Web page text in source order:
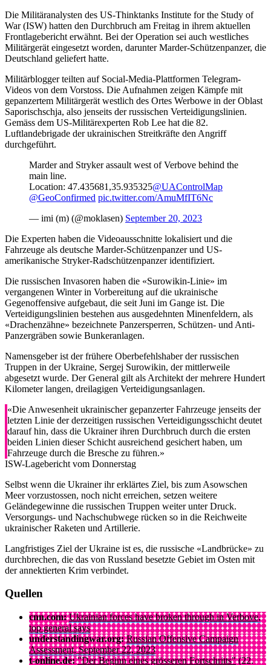
Die Militäranalysten des US-Thinktanks Institute for the Study of
War (ISW) hatten den Durchbruch am Freitag in ihrem aktuellen
Frontlagebericht erwähnt. Bei der Operation sei auch westliches
Militärgerät eingesetzt worden, darunter Marder-Schützenpanzer, die
Deutschland geliefert hatte.
Militärblogger teilten auf Social-Media-Plattformen Telegram-
Videos von dem Vorstoss. Die Aufnahmen zeigen Kämpfe mit
gepanzertem Militärgerät westlich des Ortes Werbowe in der Oblast
Saporischschja, also jenseits der russischen Verteidigungslinien.
Gemäss dem US-Militärexperten Rob Lee hat die 82.
Luftlandebrigade der ukrainischen Streitkräfte den Angriff
durchgeführt.
Marder and Stryker assault west of Verbove behind the
main line.
Location: 47.435681,35.935325@UAControlMap
@GeoConfirmed pic.twitter.com/AmuMfIT6Nc
— imi (m) (@moklasen) September 20, 2023
Die Experten haben die Videoausschnitte lokalisiert und die
Fahrzeuge als deutsche Marder-Schützenpanzer und US-
amerikanische Stryker-Radschützenpanzer identifiziert.
Die russischen Invasoren haben die «Surowikin-Linie» im
vergangenen Winter in Vorbereitung auf die ukrainische
Gegenoffensive aufgebaut, die seit Juni im Gange ist. Die
Verteidigungslinien bestehen aus ausgedehnten Minenfeldern, als
«Drachenzähne» bezeichnete Panzersperren, Schützen- und Anti-
Panzergräben sowie Bunkeranlagen.
Namensgeber ist der frühere Oberbefehlshaber der russischen
Truppen in der Ukraine, Sergej Surowikin, der mittlerweile
abgesetzt wurde. Der General gilt als Architekt der mehrere Hundert
Kilometer langen, dreilagigen Verteidigungsanlagen.
«Die Anwesenheit ukrainischer gepanzerter Fahrzeuge jenseits der
letzten Linie der derzeitigen russischen Verteidigungsschicht deutet
darauf hin, dass die Ukrainer ihren Durchbruch durch die ersten
beiden Linien dieser Schicht ausreichend gesichert haben, um
Fahrzeuge durch die Bresche zu führen.»
ISW-Lagebericht vom Donnerstag
Selbst wenn die Ukrainer ihr erklärtes Ziel, bis zum Asowschen
Meer vorzustossen, noch nicht erreichen, setzen weitere
Geländegewinne die russischen Truppen weiter unter Druck.
Versorgungs- und Nachschubwege rücken so in die Reichweite
ukrainischer Raketen und Artillerie.
Langfristiges Ziel der Ukraine ist es, die russische «Landbrücke» zu
durchbrechen, die das von Russland besetzte Gebiet im Osten mit
der annektierten Krim verbindet.
Quellen
cnn.com: Ukrainian forces have broken through in Verbove,
top general says
understandingwar.org: Russian Offensive Campaign
Assessment, September 22, 2023
t-online.de: "Der Beginn eines grösseren Fortschritts"(22.